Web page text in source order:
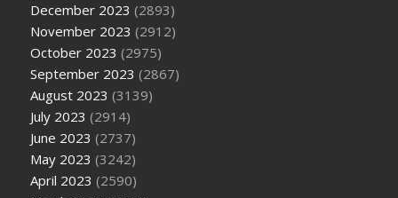
December 2023 (2893)
November 2023 (2912)
October 2023 (2975)
September 2023 (2867)
August 2023 (3139)
July 2023 (2914)
June 2023 (2737)
May 2023 (3242)
April 2023 (2590)